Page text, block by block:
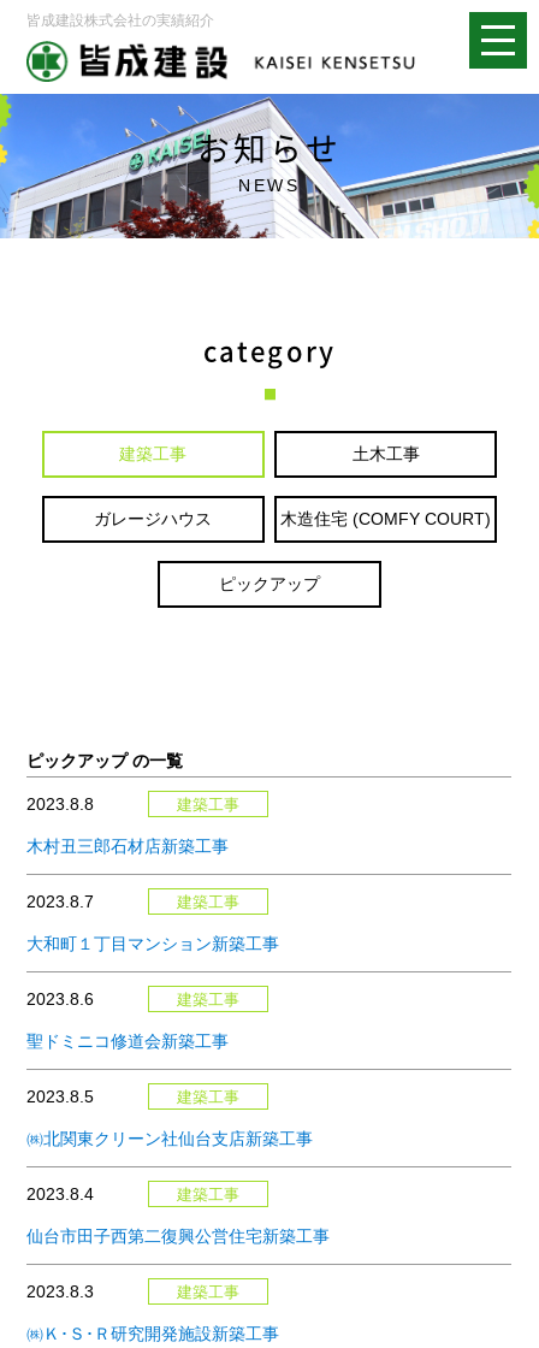
皆成建設株式会社の実績紹介
お知らせ
NEWS
category
建築工事 土木工事
ガレージハウス 木造住宅 (COMFY COURT)
ピックアップ
ピックアップ の一覧
2023.8.8 建築工事
木村丑三郎石材店新築工事
2023.8.7 建築工事
大和町１丁目マンション新築工事
2023.8.6 建築工事
聖ドミニコ修道会新築工事
2023.8.5 建築工事
㈱北関東クリーン社仙台支店新築工事
2023.8.4 建築工事
仙台市田子西第二復興公営住宅新築工事
2023.8.3 建築工事
㈱Ｋ･Ｓ･Ｒ研究開発施設新築工事